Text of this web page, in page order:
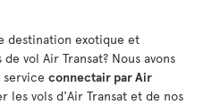
destination exotique et
vol Air Transat? Nous avons
connectair par Air
les vols d'Air Transat et de nos